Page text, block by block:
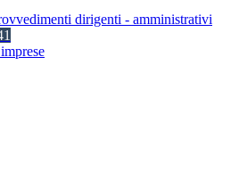
dirigenti - amministrativi